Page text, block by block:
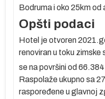
Bodruma i oko 25km od
Opšti podaci
Hotel je otvoren
renoviran u toku
se na površini od
Raspolaže ukupno sa
raspoređene u glavnoj